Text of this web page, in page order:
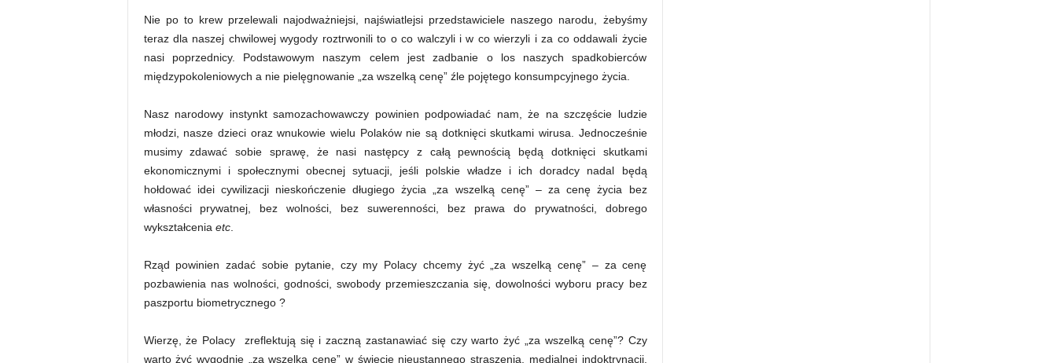
Nie po to krew przelewali najodważniejsi, najświatlejsi przedstawiciele naszego narodu, żebyśmy
teraz dla naszej chwilowej wygody roztrwonili to o co walczyli i w co wierzyli i za co oddawali życie
nasi poprzednicy. Podstawowym naszym celem jest zadbanie o los naszych spadkobierców
międzypokoleniowych a nie pielęgnowanie „za wszelką cenę” źle pojętego konsumpcyjnego życia.
Nasz narodowy instynkt samozachowawczy powinien podpowiadać nam, że na szczęście ludzie
młodzi, nasze dzieci oraz wnukowie wielu Polaków nie są dotknięci skutkami wirusa. Jednocześnie
musimy zdawać sobie sprawę, że nasi następcy z całą pewnością będą dotknięci skutkami
ekonomicznymi i społecznymi obecnej sytuacji, jeśli polskie władze i ich doradcy nadal będą
hołdować idei cywilizacji nieskończenie długiego życia „za wszelką cenę” – za cenę życia bez
własności prywatnej, bez wolności, bez suwerenności, bez prawa do prywatności, dobrego
wykształcenia etc.
Rząd powinien zadać sobie pytanie, czy my Polacy chcemy żyć „za wszelką cenę” – za cenę
pozbawienia nas wolności, godności, swobody przemieszczania się, dowolności wyboru pracy bez
paszportu biometrycznego ?
Wierzę, że Polacy zreflektują się i zaczną zastanawiać się czy warto żyć „za wszelką cenę”? Czy
warto żyć wygodnie „za wszelką cenę” w świecie nieustannego straszenia, medialnej indoktrynacji,